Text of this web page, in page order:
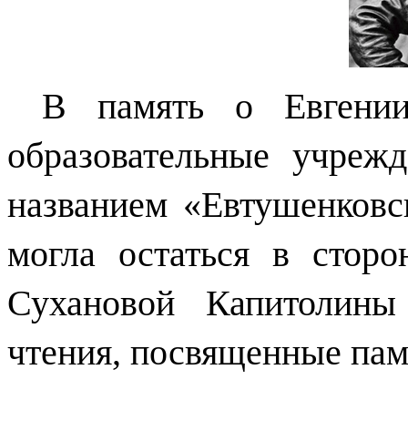
В память о
образовательные
названием
могла остаться в
Сухановой
чтения, посвященные